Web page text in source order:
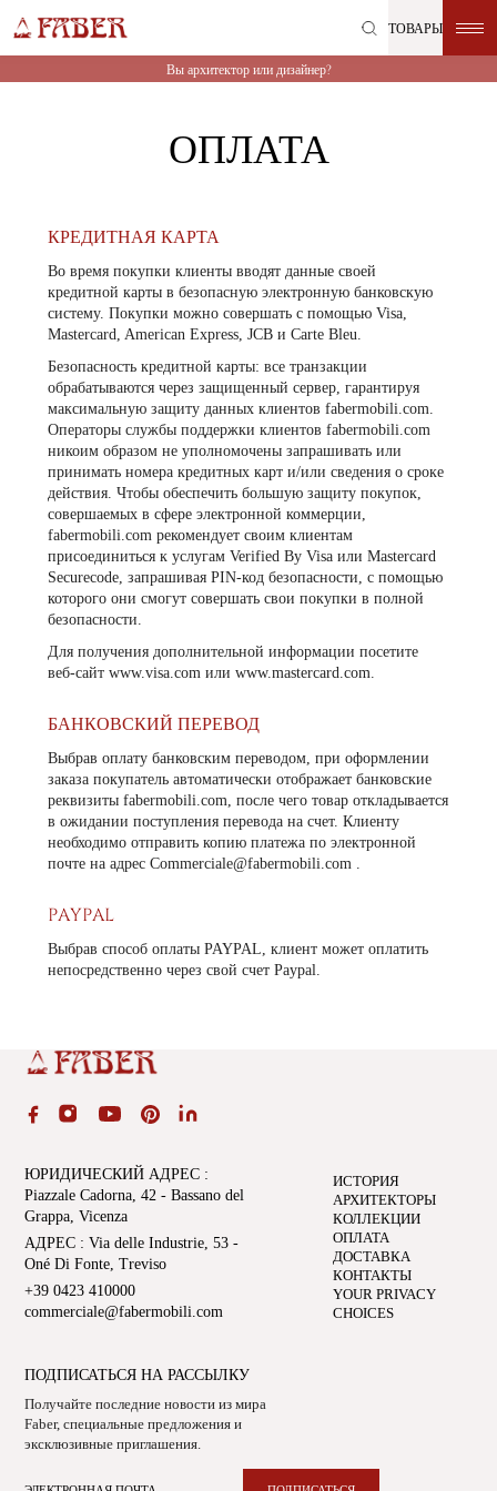
ТОВАРЫ
Вы архитектор или дизайнер?
непосредственно
к
ОПЛАТА
КРЕДИТНАЯ КАРТА
Во время покупки клиенты вводят данные своей
кредитной карты в безопасную электронную банковскую
систему. Покупки можно совершать с помощью Visa,
Mastercard, American Express, JCB и Carte Bleu.
Безопасность кредитной карты: все транзакции
обрабатываются через защищенный сервер, гарантируя
максимальную защиту данных клиентов fabermobili.com.
Операторы службы поддержки клиентов fabermobili.com
никоим образом не уполномочены запрашивать или
принимать номера кредитных карт и/или сведения о сроке
действия. Чтобы обеспечить большую защиту покупок,
совершаемых в сфере электронной коммерции,
fabermobili.com рекомендует своим клиентам
присоединиться к услугам Verified By Visa или Mastercard
Securecode, запрашивая PIN-код безопасности, с помощью
которого они смогут совершать свои покупки в полной
безопасности.
Для получения дополнительной информации посетите
веб-сайтwww.visa.com или www.mastercard.com.
БАНКОВСКИЙ ПЕРЕВОД
Выбрав оплату банковским переводом, при оформлении
заказа покупатель автоматически отображает банковские
реквизиты fabermobili.com, после чего товар откладывается
в ожидании поступления перевода на счет. Клиенту
необходимо отправить копию платежа по электронной
почте на адрес Commerciale@fabermobili.com.
PAYPAL
Выбрав способ оплаты PAYPAL, клиент может оплатить
непосредственно через свой счет Paypal.
ЮРИДИЧЕСКИЙ АДРЕС :
Piazzale Cadorna, 42 - Bassano del
Grappa, Vicenza
АДРЕС : Via delle Industrie, 53 -
Oné Di Fonte, Treviso
+39 0423 410000
commerciale@fabermobili.com
ИСТОРИЯ
АРХИТЕКТОРЫ
КОЛЛЕКЦИИ
ОПЛАТА
ДОСТАВКА
КОНТАКТЫ
YOUR PRIVACY
CHOICES
ПОДПИСАТЬСЯ НА РАССЫЛКУ
Получайте последние новости из мира
Faber, специальные предложения и
эксклюзивные приглашения.